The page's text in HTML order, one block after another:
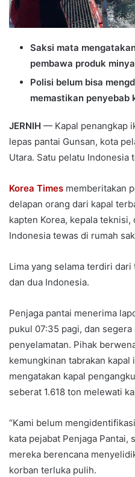
Saksi mata
pembawa produk
Polisi belum bisa
memastikan penyebab
JERNIH — Kapal penangkap
lepas pantai Gunsan, kota
Utara. Satu pelatu Indonesia
Korea Times memberitakan
delapan orang dari kapal
kapten Korea, kepala teknisi,
Indonesia tewas di rumah
Lima yang selama terdiri
dan dua Indonesia.
Penjaga pantai menerima
pukul 07:35 pagi, dan segera
penyelamatan. Pihak
kemungkinan tabrakan kapal
mengatakan kapal
seberat 1.618 ton melewati
“Kami belum
kata pejabat Penjaga Pantai,
mereka berencana
korban terluka pulih.